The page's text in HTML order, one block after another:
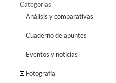
Categorías
Análisis y comparativas
Cuaderno de apuntes
Eventos y noticias
Fotografía